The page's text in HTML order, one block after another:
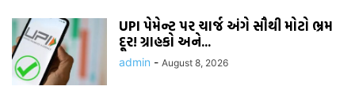
UPI પેમેન્ટ પર ચાર્જ અંગે સૌથી મોટો ભ્રમ
દૂર! ગ્રાહકો અને...
admin - August 8, 2026